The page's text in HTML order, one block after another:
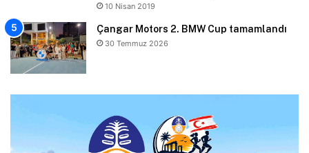
10 Nisan 2019
Çangar Motors 2. BMW Cup tamamlandı
30 Temmuz 2026